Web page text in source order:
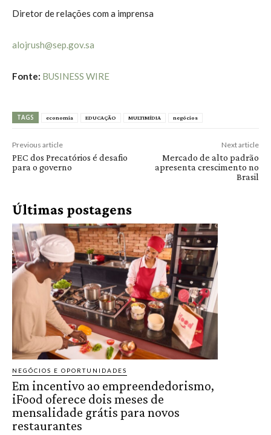
Diretor de relações com a imprensa
alojrush@sep.gov.sa
Fonte: BUSINESS WIRE
TAGS economia EDUCAÇÃO MULTIMÍDIA negócios
Previous article
PEC dos Precatórios é desafio
para o governo
Next article
Mercado de alto padrão
apresenta crescimento no
Brasil
Últimas postagens
NEGÓCIOS E OPORTUNIDADES
Em incentivo ao empreendedorismo,
iFood oferece dois meses de
mensalidade grátis para novos
restaurantes